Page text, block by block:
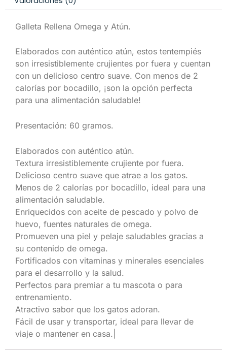
Galleta Rellena Omega y Atún.
Elaborados con auténtico atún, estos tentempiés
son irresistiblemente crujientes por fuera y cuentan
con un delicioso centro suave. Con menos de 2
calorías por bocadillo, ¡son la opción perfecta
para una alimentación saludable!
Presentación: 60 gramos.
Elaborados con auténtico atún.
Textura irresistiblemente crujiente por fuera.
Delicioso centro suave que atrae a los gatos.
Menos de 2 calorías por bocadillo, ideal para una
alimentación saludable.
Enriquecidos con aceite de pescado y polvo de
huevo, fuentes naturales de omega.
Promueven una piel y pelaje saludables gracias a
su contenido de omega.
Fortificados con vitaminas y minerales esenciales
para el desarrollo y la salud.
Perfectos para premiar a tu mascota o para
entrenamiento.
Atractivo sabor que los gatos adoran.
Fácil de usar y transportar, ideal para llevar de
viaje o mantener en casa.|